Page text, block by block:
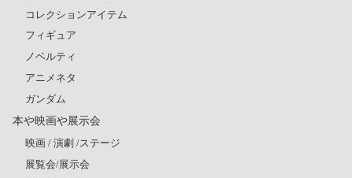
コレクションアイテム
フィギュア
ノベルティ
アニメネタ
ガンダム
本や映画や展示会
映画 / 演劇 /ステージ
展覧会/展示会